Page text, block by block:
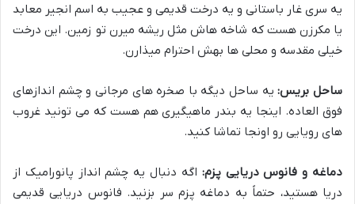
یه سری غار باستانی و یه درخت قدیمی و عجیب به اسم انجیر معابد
یا مکرزن هست که شاخه هاش مثل ریشه میرن تو زمین. این درخت
خیلی مقدسه و محلی ها بهش احترام میذارن.
ساحل بریس:یه ساحل دیگه با صخره های مرجانی و چشم اندازهای
فوق العاده. اینجا یه بندر ماهیگیری هم هست که می تونید غروب
های رویایی رو اونجا تماشا کنید.
دماغه و فانوس دریایی پزم: اگه دنبال یه چشم انداز پانورامیک از
دریا هستید، حتماً به دماغه پزم سر بزنید. فانوس دریایی قدیمی